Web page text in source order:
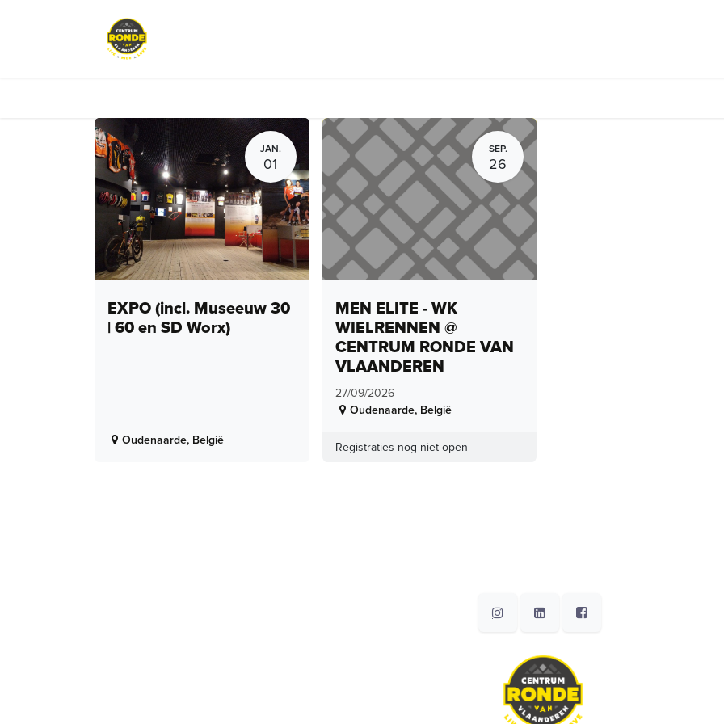
JAN.
01
EXPO (incl. Museeuw 30
| 60 en SD Worx)
Oudenaarde, België
SEP.
26
MEN ELITE - WK
WIELRENNEN @
CENTRUM RONDE VAN
VLAANDEREN
27/09/2026
Oudenaarde, België
Registraties nog niet open